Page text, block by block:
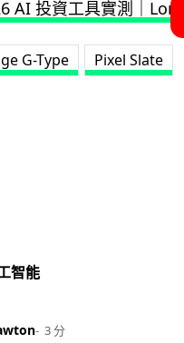
G-Type Pixel Slate
智能
3 分